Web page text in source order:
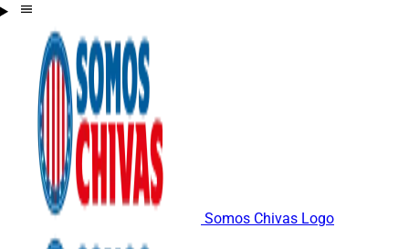
Somos Chivas Logo